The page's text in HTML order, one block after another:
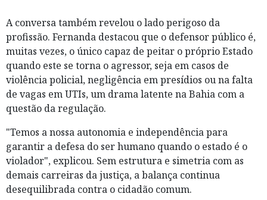
A conversa também revelou o lado perigoso da
profissão. Fernanda destacou que o defensor público é,
muitas vezes, o único capaz de peitar o próprio Estado
quando este se torna o agressor, seja em casos de
violência policial, negligência em presídios ou na falta
de vagas em UTIs, um drama latente na Bahia com a
questão da regulação.
"Temos a nossa autonomia e independência para
garantir a defesa do ser humano quando o estado é o
violador", explicou. Sem estrutura e simetria com as
demais carreiras da justiça, a balança continua
desequilibrada contra o cidadão comum.